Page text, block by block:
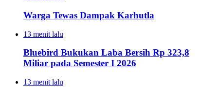
Warga Tewas Dampak Karhutla
13 menit lalu
Bluebird Bukukan Laba Bersih Rp 323,8
Miliar pada Semester I 2026
13 menit lalu